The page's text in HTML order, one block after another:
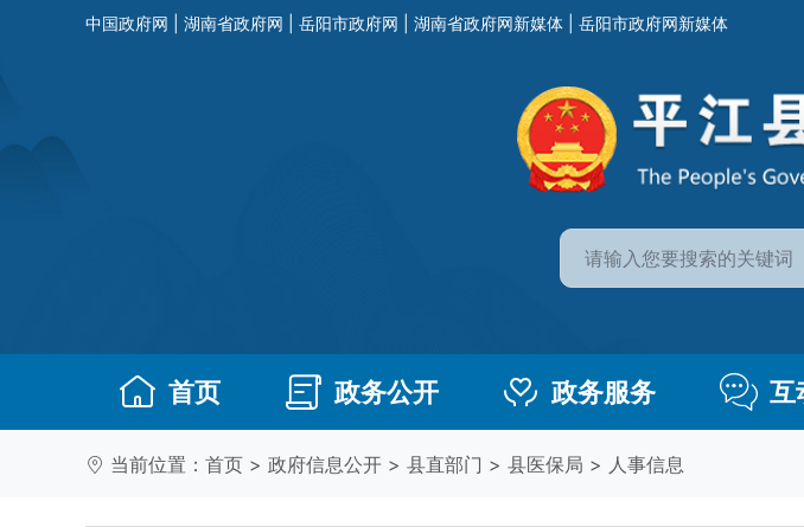
中国政府网 湖南省政府网 岳阳市政府网 湖南省政府网新媒体 岳阳市政府网新媒体
首页 政务公开 政务服务 互
当前位置： 首页 > 政府信息公开 > 县直部门 > 县医保局 > 人事信息